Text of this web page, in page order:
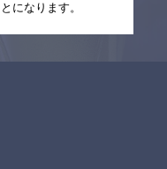
になります。